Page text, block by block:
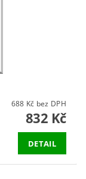
688 Kč bez DPH
832 Kč
DETAIL